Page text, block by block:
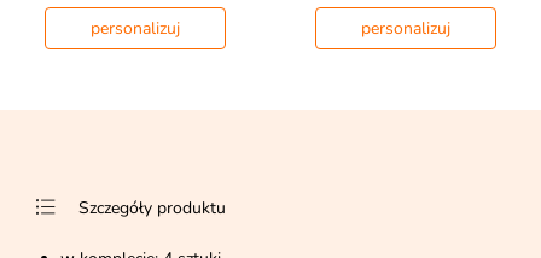
personalizuj personalizuj
Szczegóły produktu